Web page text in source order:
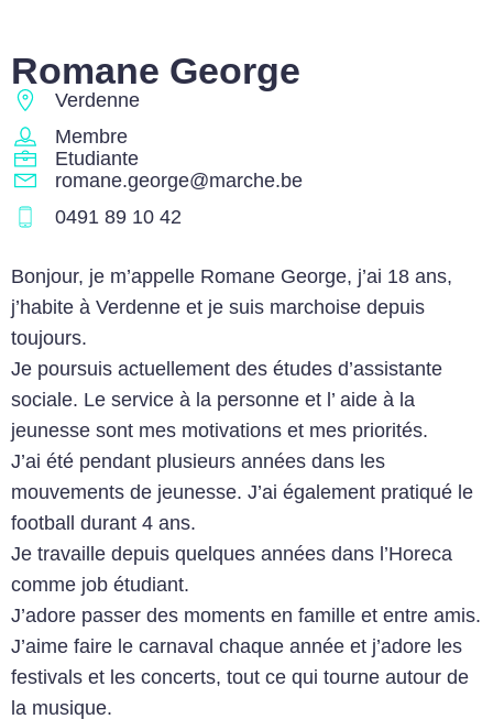
Romane George
Verdenne
Membre
Etudiante
romane.george@marche.be
0491 89 10 42
Bonjour, je m’appelle Romane George, j’ai 18 ans,
j’habite à Verdenne et je suis marchoise depuis
toujours.
Je poursuis actuellement des études d’assistante
sociale. Le service à la personne et l’ aide à la
jeunesse sont mes motivations et mes priorités.
J’ai été pendant plusieurs années dans les
mouvements de jeunesse. J’ai également pratiqué le
football durant 4 ans.
Je travaille depuis quelques années dans l’Horeca
comme job étudiant.
J’adore passer des moments en famille et entre amis.
J’aime faire le carnaval chaque année et j’adore les
festivals et les concerts, tout ce qui tourne autour de
la musique.